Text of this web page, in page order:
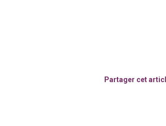
Partager cet